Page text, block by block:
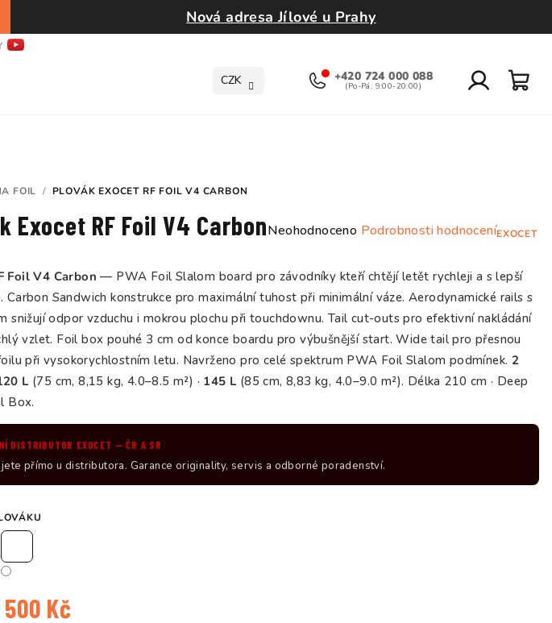
Nová adresa Jílové u Prahy
CZK +420 724 000 088
FOIL / PLOVÁK EXOCET RF FOIL V4 CARBON
EXOCET
Exocet RF Foil V4 CarbonPrůměrné
produktu
0,0
z
5
hvězdiček.
Neohodnoceno Podrobnosti hodnocení
Foil V4 Carbon — PWA Foil Slalom board pro závodníky kteří chtějí letět rychleji a s lepší
Carbon Sandwich konstrukce pro maximální tuhost při minimální váze. Aerodynamické rails s
snižují odpor vzduchu i mokrou plochu při touchdownu. Tail cut-outs pro efektivní nakládání
vzlet. Foil box pouhé 3 cm od konce boardu pro výbušnější start. Wide tail pro přesnou
při vysokorychlostním letu. Navrženo pro celé spektrum PWA Foil Slalom podmínek. 2
L(75 cm, 8,15 kg, 4.0–8.5 m²) · 145 L(85 cm, 8,83 kg, 4.0–9.0 m²). Délka 210 cm · Deep
Box.
DISTRIBUTOR EXOCET — ČR A SR
přímo u distributora. Garance originality, servis a odborné poradenství.
Kč